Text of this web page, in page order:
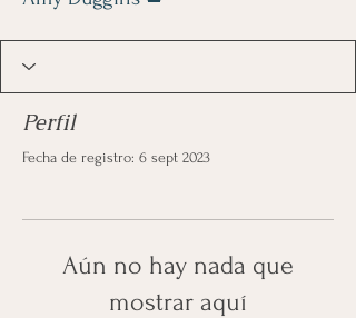
Perfil
Fecha de registro: 6 sept 2023
Aún no hay nada que
mostrar aquí